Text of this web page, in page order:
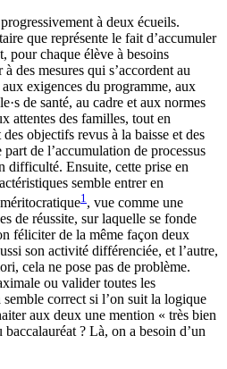
à deux écueils.
que représente le fait d’accumuler
pour chaque élève à besoins
des mesures qui s’accordent au
exigences du programme, aux
de santé, au cadre et aux normes
attentes des familles, tout en
objectifs revus à la baisse et des
de l’accumulation de processus
difficulté. Ensuite, cette prise en
semble entrer en
méritocratique1 , vue comme une
de réussite, sur laquelle se fonde
féliciter de la même façon deux
son activité différenciée, et l’autre,
cela ne pose pas de problème.
ou valider toutes les
correct si l’on suit la logique
aux deux une mention « très bien
? Là, on a besoin d’un